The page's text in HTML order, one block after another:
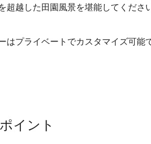
超越した田園風景を堪能してくだ
プライベートでカスタマイズ可能
イント